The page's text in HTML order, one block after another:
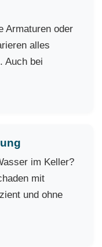
Armaturen oder
alles
Auch bei
im Keller?
mit
und ohne